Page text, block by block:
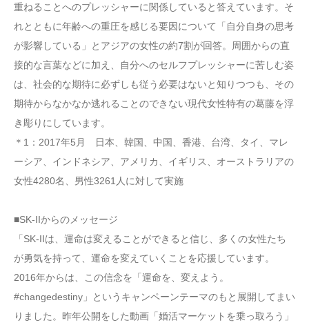
重ねることへのプレッシャーに関係していると答えています。そ
れとともに年齢への重圧を感じる要因について「自分自身の思考
が影響している」とアジアの女性の約7割が回答。周囲からの直
接的な言葉などに加え、自分へのセルフプレッシャーに苦しむ姿
は、社会的な期待に必ずしも従う必要はないと知りつつも、その
期待からなかなか逃れることのできない現代女性特有の葛藤を浮
き彫りにしています。
＊1：2017年5月 日本、韓国、中国、香港、台湾、タイ、マレ
ーシア、インドネシア、アメリカ、イギリス、オーストラリアの
女性4280名、男性3261人に対して実施
■SK-IIからのメッセージ
「SK-IIは、運命は変えることができると信じ、多くの女性たち
が勇気を持って、運命を変えていくことを応援しています。
2016年からは、この信念を「運命を、変えよう。
#changedestiny」というキャンペーンテーマのもと展開してまい
りました。昨年公開をした動画「婚活マーケットを乗っ取ろう」